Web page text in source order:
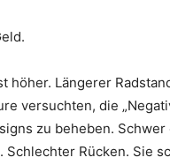
höher. Längerer
versuchten, die
zu beheben.
Schlechter Rücken. Sie